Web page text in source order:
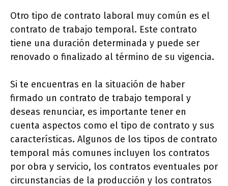
Otro tipo de contrato laboral muy común es el
contrato de trabajo temporal. Este contrato
tiene una duración determinada y puede ser
renovado o finalizado al término de su vigencia.
Si te encuentras en la situación de haber
firmado un contrato de trabajo temporal y
deseas renunciar, es importante tener en
cuenta aspectos como el tipo de contrato y sus
características. Algunos de los tipos de contrato
temporal más comunes incluyen los contratos
por obra y servicio, los contratos eventuales por
circunstancias de la producción y los contratos